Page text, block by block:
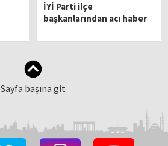
İYİ Parti ilçe
başkanlarından acı haber
Sayfa başına git